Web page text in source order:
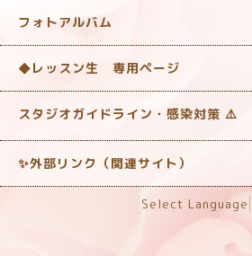
フォトアルバム
◆レッスン生 専用ページ
スタジオガイドライン・感染対策 ‎⚠️
✨外部リンク（関連サイト）
Select Language